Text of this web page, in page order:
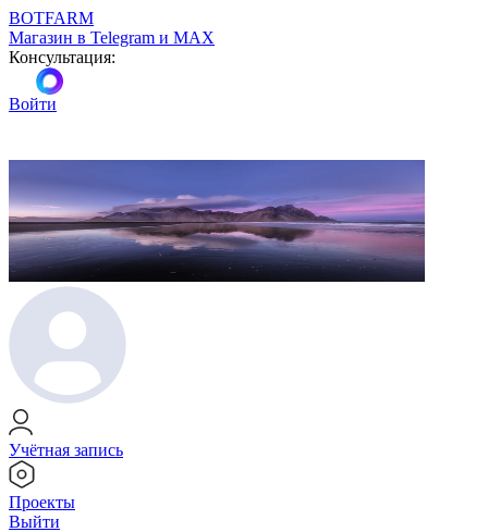
BOTFARM
Магазин в Telegram и MAX
Консультация:
Войти
Учётная запись
Проекты
Выйти